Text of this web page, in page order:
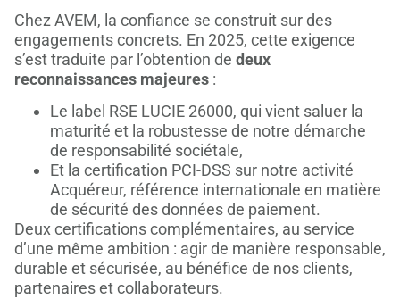
Chez AVEM, la confiance se construit sur des
engagements concrets. En 2025, cette exigence
s’est traduite par l’obtention de deux
reconnaissances majeures :
Le label RSE LUCIE 26000, qui vient saluer la
maturité et la robustesse de notre démarche
de responsabilité sociétale,
Et la certification PCI-DSS sur notre activité
Acquéreur, référence internationale en matière
de sécurité des données de paiement.
Deux certifications complémentaires, au service
d’une même ambition : agir de manière responsable,
durable et sécurisée, au bénéfice de nos clients,
partenaires et collaborateurs.